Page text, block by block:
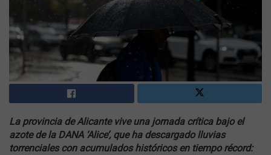
La provincia de Alicante vive una jornada crítica bajo el
azote de la DANA ‘Alice’, que ha descargado lluvias
torrenciales con acumulados históricos en tiempo récord: